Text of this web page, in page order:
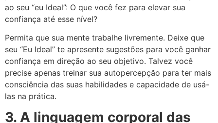
ao seu “eu Ideal”: O que você fez para elevar sua
confiança até esse nível?
Permita que sua mente trabalhe livremente. Deixe que
seu “Eu Ideal” te apresente sugestões para você ganhar
confiança em direção ao seu objetivo. Talvez você
precise apenas treinar sua autopercepção para ter mais
consciência das suas habilidades e capacidade de usá-
las na prática.
3. A linguagem corporal das